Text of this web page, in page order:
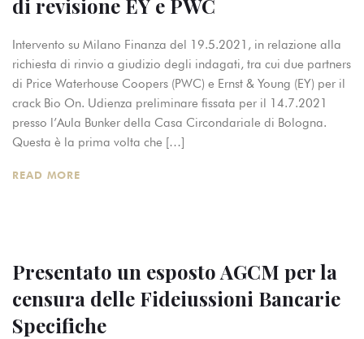
di revisione EY e PWC
Intervento su Milano Finanza del 19.5.2021, in relazione alla
richiesta di rinvio a giudizio degli indagati, tra cui due partners
di Price Waterhouse Coopers (PWC) e Ernst & Young (EY) per il
crack Bio On. Udienza preliminare fissata per il 14.7.2021
presso l’Aula Bunker della Casa Circondariale di Bologna.
Questa è la prima volta che […]
READ MORE
Presentato un esposto AGCM per la
censura delle Fideiussioni Bancarie
Specifiche